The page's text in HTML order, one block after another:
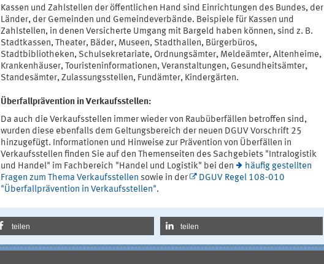
Kassen und Zahlstellen der öffentlichen Hand sind Einrichtungen des Bundes, der
Länder, der Gemeinden und Gemeindeverbände. Beispiele für Kassen und
Zahlstellen, in denen Versicherte Umgang mit Bargeld haben können, sind z. B.
Stadtkassen, Theater, Bäder, Museen, Stadthallen, Bürgerbüros,
Stadtbibliotheken, Schulsekretariate, Ordnungsämter, Meldeämter, Altenheime,
Krankenhäuser, Touristeninformationen, Veranstaltungen, Gesundheitsämter,
Standesämter, Zulassungsstellen, Fundämter, Kindergärten.
Überfallprävention in Verkaufsstellen:
Da auch die Verkaufsstellen immer wieder von Raubüberfällen betroffen sind,
wurden diese ebenfalls dem Geltungsbereich der neuen DGUV Vorschrift 25
hinzugefügt. Informationen und Hinweise zur Prävention von Überfällen in
Verkaufsstellen finden Sie auf den Themenseiten des Sachgebiets "Intralogistik
und Handel" im Fachbereich "Handel und Logistik" bei den
häufig gestellten
Fragen zum Thema Verkaufsstellen sowie in der
DGUV Regel 108-010
"Überfallprävention in Verkaufsstellen".
teilen teilen